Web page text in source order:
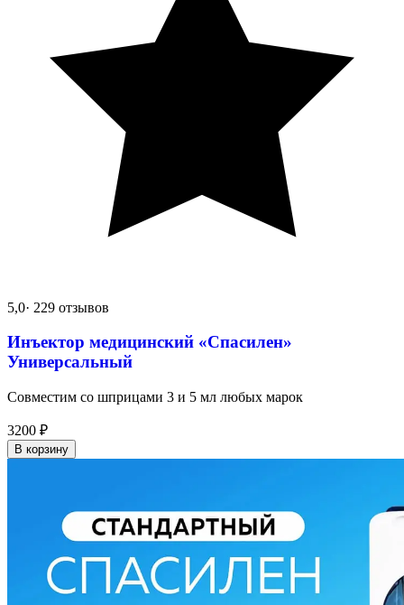
5,0· 229 отзывов
Инъектор медицинский «Спасилен»
Универсальный
Совместим со шприцами 3 и 5 мл любых марок
3200 ₽
В корзину